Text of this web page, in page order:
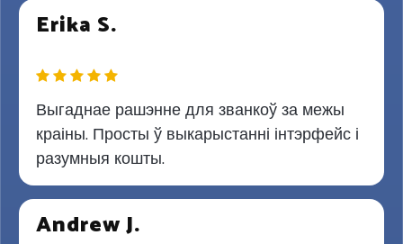
Erika S.
Выгаднае рашэнне для званкоў за межы
краіны. Просты ў выкарыстанні інтэрфейс і
разумныя кошты.
Andrew J.